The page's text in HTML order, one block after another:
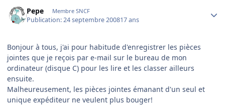
Pepe Membre SNCF
Publication:24 septembre 200817 ans
Bonjour à tous, j'ai pour habitude d'enregistrer les pièces
jointes que je reçois par e-mail sur le bureau de mon
ordinateur (disque C) pour les lire et les classer ailleurs
ensuite.
Malheureusement, les pièces jointes émanant d'un seul et
unique expéditeur ne veulent plus bouger!